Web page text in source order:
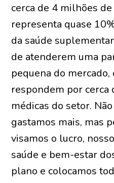
cerca de 4 milhões
representa quase
da saúde
de atenderem uma
pequena do
respondem por cerca
médicas do setor.
gastamos mais, mas
visamos o lucro,
saúde e bem-estar
plano e colocamos